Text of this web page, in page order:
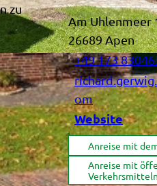
zu
Am Uhlenmeer
26689Apen
+49 173
om
Website
Anreise mit
Anreise mit
Verkehrsmitteln